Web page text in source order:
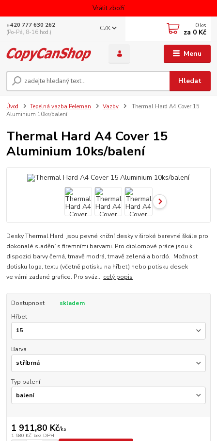
Vrátit zboží
Menu
CZK
Hledat
+420 777 630 262
(Po-Pá, 8-16 hod.)
0 ks
za 0 Kč
Úvod Tepelná vazba Peleman Vazby
Thermal Hard A4 Cover 15
Aluminium 10ks/balení
Thermal Hard A4 Cover 15
Aluminium 10ks/balení
Desky Thermal Hard jsou pevné knižní desky v široké barevné škále pro
dokonalé sladění s firemními barvami. Pro diplomové práce jsou k
dispozici barvy černá, tmavě modrá, tmavě zelená a bordó. Možnost
dotisku loga, textu (včetně potisku na hřbet) nebo potisku desek
ve vámi zadané grafice. Pro sváz... celý popis
Dostupnost
skladem
Hřbet
Barva
Typ balení
1 911,80 Kč/ks
1 580 Kč bez DPH